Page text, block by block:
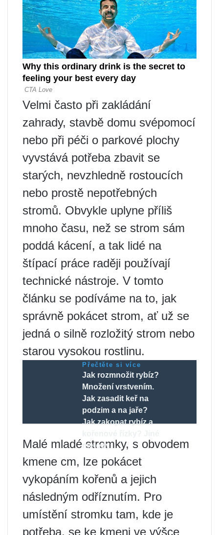
Velmi často při zakládání
zahrady, stavbě domu svépomocí
nebo při péči o parkové plochy
vyvstává potřeba zbavit se
starých, nevzhledně rostoucích
nebo prostě nepotřebných
stromů. Obvykle uplyne příliš
mnoho času, než se strom sám
poddá kácení, a tak lidé na
štípací práce raději používají
technické nástroje. V tomto
článku se podíváme na to, jak
správně pokácet strom, ať už se
jedná o silně rozložitý strom nebo
starou vysokou rostlinu.
Přečtěte si více
Jak rozmnožit rybíz?
Množení vrstvením.
Jak zasadit keř na
podzim a na jaře?
Jak zakopat rybíz a
metody
Malé mladé stromky, s obvodem
kmene cm, lze pokácet
vykopáním kořenů a jejich
následným odříznutím. Pro
umístění stromku tam, kde je
potřeba, se ke kmeni ve výšce